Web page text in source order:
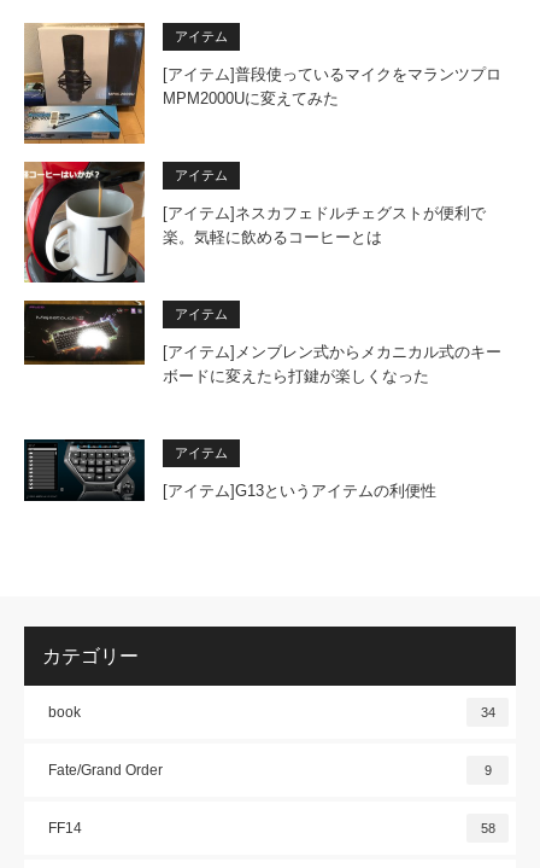
アイテム
[アイテム]普段使っているマイクをマランツプロ
MPM2000Uに変えてみた
アイテム
[アイテム]ネスカフェドルチェグストが便利で
楽。気軽に飲めるコーヒーとは
アイテム
[アイテム]メンブレン式からメカニカル式のキー
ボードに変えたら打鍵が楽しくなった
アイテム
[アイテム]G13というアイテムの利便性
カテゴリー
book 34
Fate/Grand Order 9
FF14 58